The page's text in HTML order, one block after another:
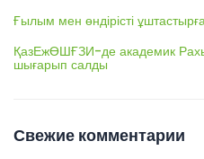
Ғылым мен өндірісті
ҚазЕжӨШҒЗИ-де академик
шығарып салды
Свежие комментарии